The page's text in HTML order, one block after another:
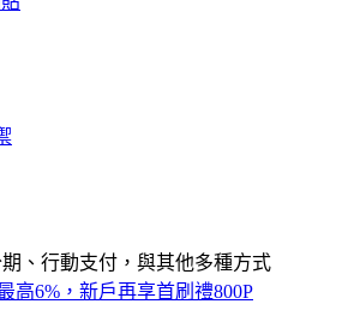
、行動支付，與其他多種方式
高6%，新戶再享首刷禮800P